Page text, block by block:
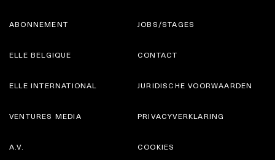
ABONNEMENT
ELLE BELGIQUE
JOBS/STAGES
CONTACT
ELLE INTERNATIONAL
VENTURES MEDIA
JURIDISCHE VOORWAARDEN
PRIVACYVERKLARING
A.V. COOKIES